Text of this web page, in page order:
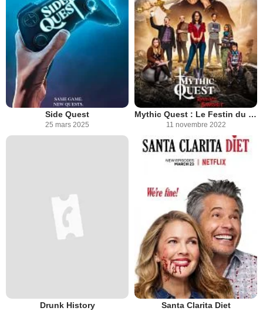
Side Quest
25 mars 2025
Mythic Quest : Le Festin du Corbeau
11 novembre 2022
Drunk History Santa Clarita Diet